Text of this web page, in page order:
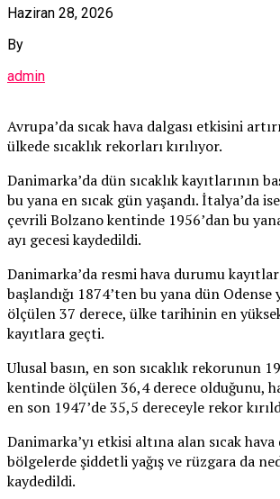
Haziran 28, 2026
By
admin
Avrupa’da sıcak hava dalgası etkisini
ülkede sıcaklık rekorları kırılıyor.
Danimarka’da dün sıcaklık kayıtlarının
bu yana en sıcak gün yaşandı. İtalya’da
çevrili Bolzano kentinde 1956’dan bu
ayı gecesi kaydedildi.
Danimarka’da resmi hava durumu
başlandığı 1874’ten bu yana dün Odense
ölçülen 37 derece, ülke tarihinin en
kayıtlara geçti.
Ulusal basın, en son sıcaklık rekorunun
kentinde ölçülen 36,4 derece olduğunu,
en son 1947’de 35,5 dereceyle rekor
Danimarka’yı etkisi altına alan sıcak hava
bölgelerde şiddetli yağış ve rüzgara da
kaydedildi.